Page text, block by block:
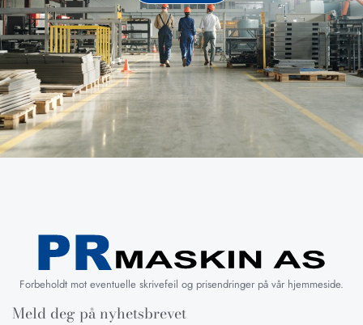
Forbeholdt mot eventuelle skrivefeil og prisendringer på vår hjemmeside.
Meld deg på nyhetsbrevet